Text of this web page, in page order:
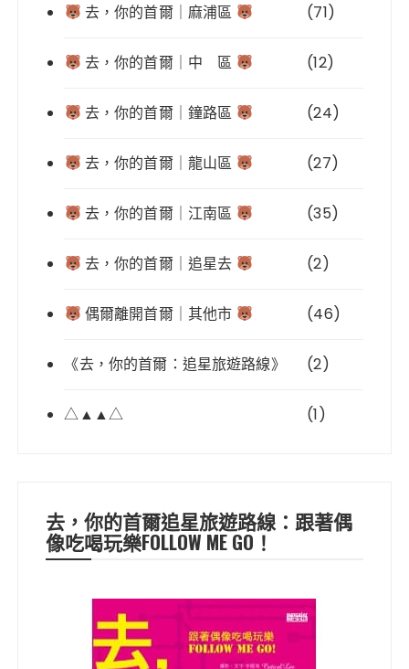
去，你的首爾｜麻浦區 (71)
去，你的首爾｜中 區 (12)
去，你的首爾｜鐘路區 (24)
去，你的首爾｜龍山區 (27)
去，你的首爾｜江南區 (35)
去，你的首爾｜追星去 (2)
偶爾離開首爾｜其他市 (46)
《去，你的首爾：追星旅遊路線》 (2)
△▲▲△ (1)
去，你的首爾追星旅遊路線：跟著偶
像吃喝玩樂FOLLOW ME GO！